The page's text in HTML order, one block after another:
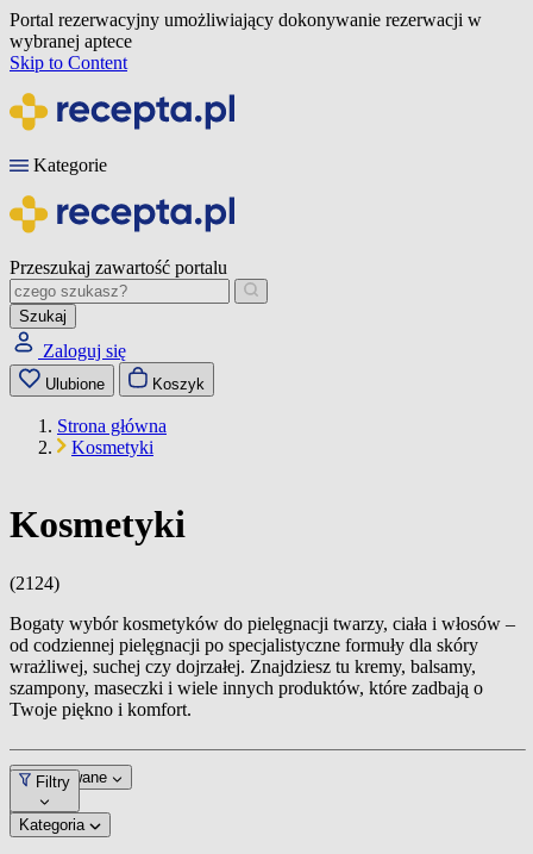
Portal rezerwacyjny umożliwiający dokonywanie rezerwacji w
wybranej aptece
Skip to Content
Kategorie
Przeszukaj zawartość portalu
Szukaj
Zaloguj się
Ulubione Koszyk
Strona główna
Kosmetyki
Kosmetyki
(2124)
Bogaty wybór kosmetyków do pielęgnacji twarzy, ciała i włosów –
od codziennej pielęgnacji po specjalistyczne formuły dla skóry
wrażliwej, suchej czy dojrzałej. Znajdziesz tu kremy, balsamy,
szampony, maseczki i wiele innych produktów, które zadbają o
Twoje piękno i komfort.
Dopasowane
Filtry
Kategoria